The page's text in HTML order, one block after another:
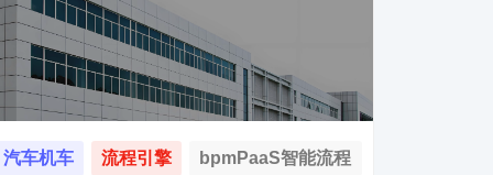
汽车机车 流程引擎 bpmPaaS智能流程